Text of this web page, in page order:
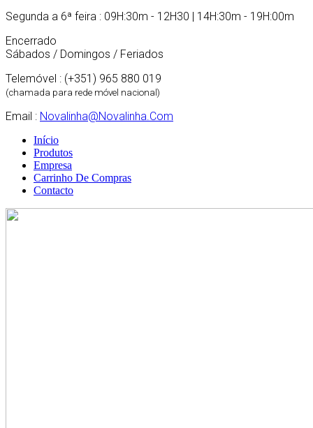
Segunda a 6ª feira : 09H:30m - 12H30 | 14H:30m - 19H:00m
Encerrado
Sábados / Domingos / Feriados
Telemóvel : (+351) 965 880 019
(chamada para rede móvel nacional)
Email : Novalinha@novalinha.com
Início
Produtos
Empresa
Carrinho De Compras
Contacto